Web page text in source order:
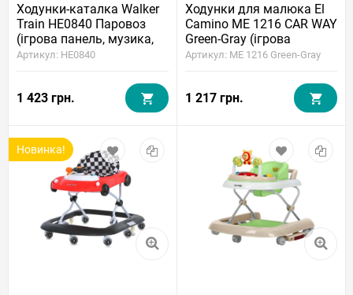
Ходунки-каталка Walker
Train HE0840 Паровоз
(ігрова панель, музика,
світло, годинник,
Артикул: HE0840
1 423 грн.
Ходунки для малюка El
Camino ME 1216 CAR WAY
Green-Gray (ігрова
панель, музика, світло,
Артикул: ME 1216 Green-Gray
1 217 грн.
Новинка!